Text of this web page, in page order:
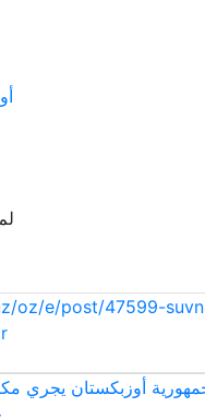
أوزبكستان يجري